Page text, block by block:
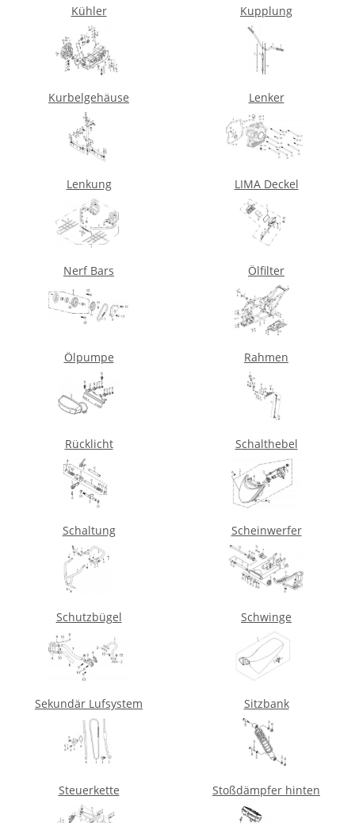
Kühler Kupplung
Kurbelgehäuse Lenker
Lenkung LIMA Deckel
Nerf Bars Ölfilter
Ölpumpe Rahmen
Rücklicht Schalthebel
Schaltung Scheinwerfer
Schutzbügel Schwinge
Sekundär Lufsystem Sitzbank
Steuerkette Stoßdämpfer hinten